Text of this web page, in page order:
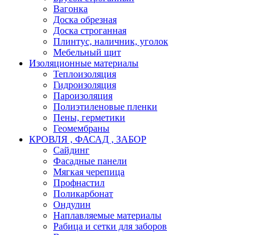
Вагонка
Доска обрезная
Доска строганная
Плинтус, наличник, уголок
Мебельный щит
Изоляционные материалы
Теплоизоляция
Гидроизоляция
Пароизоляция
Полиэтиленовые пленки
Пены, герметики
Геомембраны
КРОВЛЯ , ФАСАД , ЗАБОР
Сайдинг
Фасадные панели
Мягкая черепица
Профнастил
Поликарбонат
Ондулин
Наплавляемые материалы
Рабица и сетки для заборов